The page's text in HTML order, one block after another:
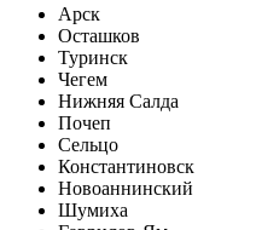
Арск
Осташков
Туринск
Чегем
Нижняя Салда
Почеп
Сельцо
Константиновск
Новоаннинский
Шумиха